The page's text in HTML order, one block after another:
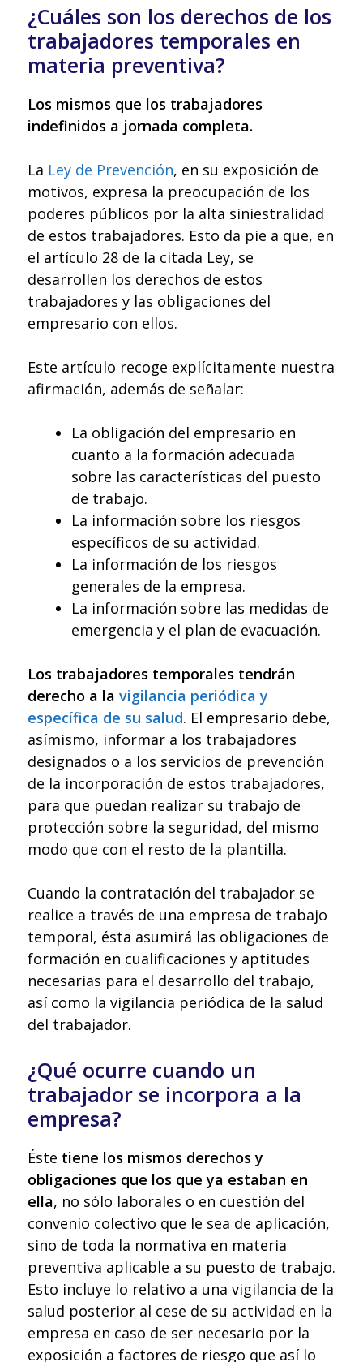
¿Cuáles son los derechos de los
trabajadores temporales en
materia preventiva?
Los mismos que los trabajadores
indefinidos a jornada completa.
La Ley de Prevención, en su exposición de
motivos, expresa la preocupación de los
poderes públicos por la alta siniestralidad
de estos trabajadores. Esto da pie a que, en
el artículo 28 de la citada Ley, se
desarrollen los derechos de estos
trabajadores y las obligaciones del
empresario con ellos.
Este artículo recoge explícitamente nuestra
afirmación, además de señalar:
La obligación del empresario en
cuanto a la formación adecuada
sobre las características del puesto
de trabajo.
La información sobre los riesgos
específicos de su actividad.
La información de los riesgos
generales de la empresa.
La información sobre las medidas de
emergencia y el plan de evacuación.
Los trabajadores temporales tendrán
derecho a la vigilancia periódica y
específica de su salud. El empresario debe,
asímismo, informar a los trabajadores
designados o a los servicios de prevención
de la incorporación de estos trabajadores,
para que puedan realizar su trabajo de
protección sobre la seguridad, del mismo
modo que con el resto de la plantilla.
Cuando la contratación del trabajador se
realice a través de una empresa de trabajo
temporal, ésta asumirá las obligaciones de
formación en cualificaciones y aptitudes
necesarias para el desarrollo del trabajo,
así como la vigilancia periódica de la salud
del trabajador.
¿Qué ocurre cuando un
trabajador se incorpora a la
empresa?
Éste tiene los mismos derechos y
obligaciones que los que ya estaban en
ella, no sólo laborales o en cuestión del
convenio colectivo que le sea de aplicación,
sino de toda la normativa en materia
preventiva aplicable a su puesto de trabajo.
Esto incluye lo relativo a una vigilancia de la
salud posterior al cese de su actividad en la
empresa en caso de ser necesario por la
exposición a factores de riesgo que así lo